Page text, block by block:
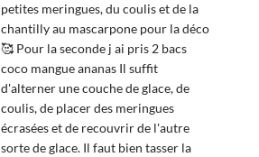
petites meringues, du coulis et de la
chantilly au mascarpone pour la déco
🥰 Pour la seconde j ai pris 2 bacs
coco mangue ananas Il suffit
d'alterner une couche de glace, de
coulis, de placer des meringues
écrasées et de recouvrir de l'autre
sorte de glace. Il faut bien tasser la